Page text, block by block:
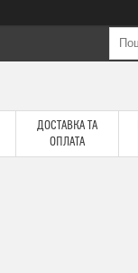
ДОСТАВКА ТА
ОПЛАТА